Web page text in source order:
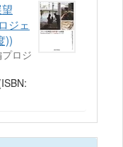
ジェ
))
ロジ